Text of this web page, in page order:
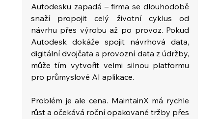
Autodesku zapadá – firma se dlouhodobě
snaží propojit celý životní cyklus od
návrhu přes výrobu až po provoz. Pokud
Autodesk dokáže spojit návrhová data,
digitální dvojčata a provozní data z údržby,
může tím vytvořit velmi silnou platformu
pro průmyslové AI aplikace.
Problém je ale cena. MaintainX má rychle
růst a očekává roční opakované tržby přes